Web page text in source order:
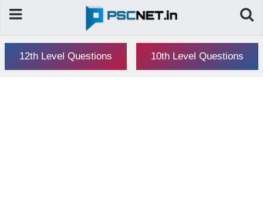
12th Level Questions 10th Level Questions